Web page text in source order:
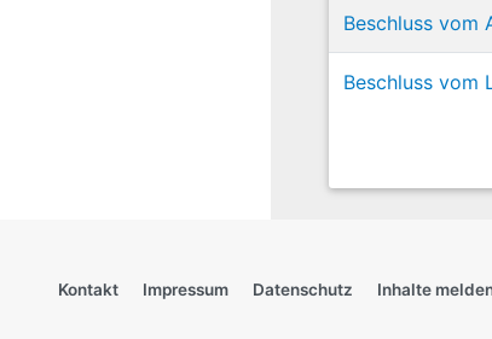
Beschluss vom
Beschluss vom
Kontakt Impressum Datenschutz Inhalte